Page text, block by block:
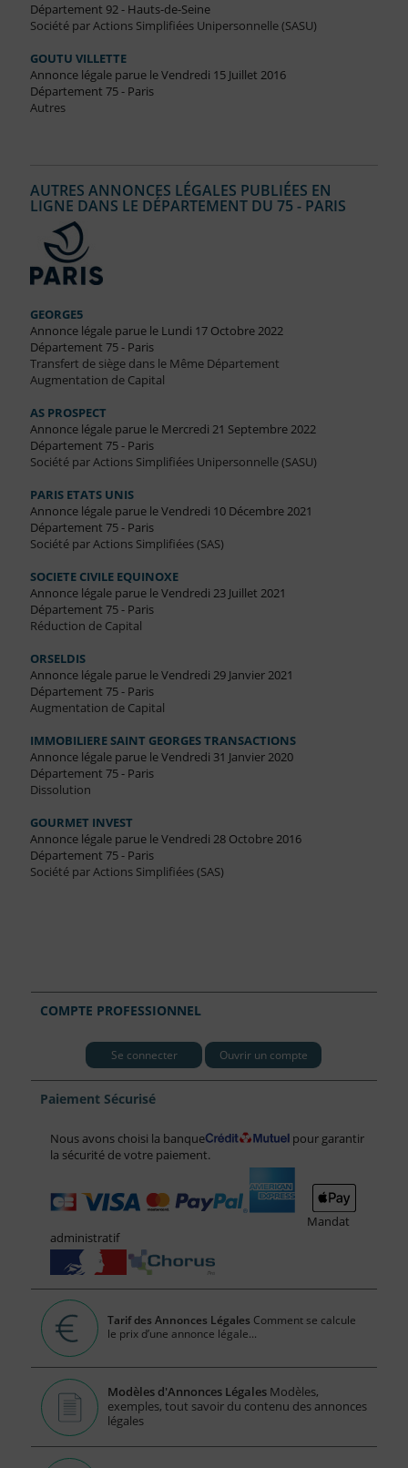
Département 92 - Hauts-de-Seine
Société par Actions Simplifiées Unipersonnelle (SASU)
GOUTU VILLETTE
Annonce légale parue le Vendredi 15 Juillet 2016
Département 75 - Paris
Autres
AUTRES ANNONCES LÉGALES PUBLIÉES EN
LIGNE DANS LE DÉPARTEMENT DU 75 - PARIS
GEORGE5
Annonce légale parue le Lundi 17 Octobre 2022
Département 75 - Paris
Transfert de siège dans le Même Département
Augmentation de Capital
AS PROSPECT
Annonce légale parue le Mercredi 21 Septembre 2022
Département 75 - Paris
Société par Actions Simplifiées Unipersonnelle (SASU)
PARIS ETATS UNIS
Annonce légale parue le Vendredi 10 Décembre 2021
Département 75 - Paris
Société par Actions Simplifiées (SAS)
SOCIETE CIVILE EQUINOXE
Annonce légale parue le Vendredi 23 Juillet 2021
Département 75 - Paris
Réduction de Capital
ORSELDIS
Annonce légale parue le Vendredi 29 Janvier 2021
Département 75 - Paris
Augmentation de Capital
IMMOBILIERE SAINT GEORGES TRANSACTIONS
Annonce légale parue le Vendredi 31 Janvier 2020
Département 75 - Paris
Dissolution
GOURMET INVEST
Annonce légale parue le Vendredi 28 Octobre 2016
Département 75 - Paris
Société par Actions Simplifiées (SAS)
COMPTE PROFESSIONNEL
Se connecter Ouvrir un compte
Paiement Sécurisé
Nous avons choisi la banque
pour garantir
la sécurité de votre paiement.
Mandat
administratif
Tarif des Annonces Légales Comment se calcule
le prix d’une annonce légale...
Modèles d'Annonces Légales Modèles,
exemples, tout savoir du contenu des annonces
légales